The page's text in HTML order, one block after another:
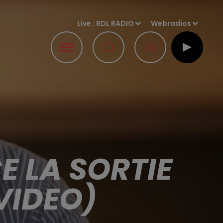
Live : RDL RADIO Webradios
LA SORTIE